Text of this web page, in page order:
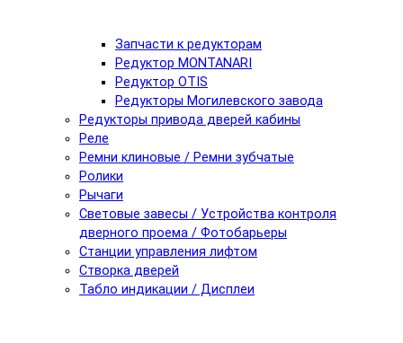
Запчасти к редукторам
Редуктор MONTANARI
Редуктор OTIS
Редукторы Могилевского завода
Редукторы привода дверей кабины
Реле
Ремни клиновые / Ремни зубчатые
Ролики
Рычаги
Световые завесы / Устройства контроля
дверного проема / Фотобарьеры
Станции управления лифтом
Створка дверей
Табло индикации / Дисплеи